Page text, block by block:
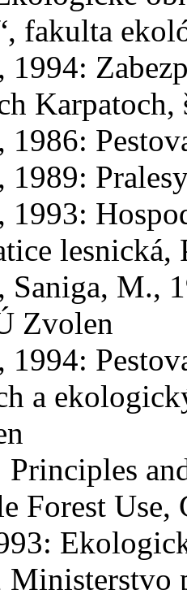
fakulta
Karpatoch,
lesnická,
M.,
Zvolen
a
Forest Use,
Ministerstvo